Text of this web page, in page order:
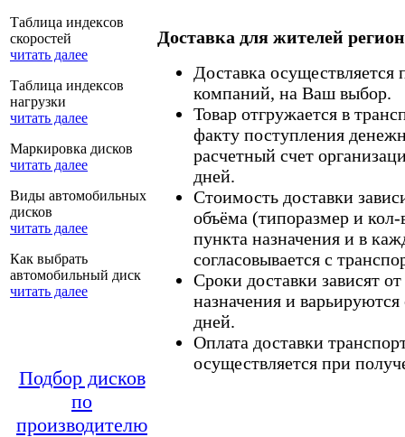
Таблица индексов
скоростей
читать далее
Таблица индексов
нагрузки
читать далее
Маркировка дисков
читать далее
Виды автомобильных
дисков
читать далее
Как выбрать
автомобильный диск
читать далее
Подбор дисков
по
производителю
Доставка для жителей
Доставка
компаний, на Ваш выбор.
Товар отгружается в
факту поступления
расчетный счет
дней.
Стоимость доставки
объёма (типоразмер и кол-
пункта назначения и в
согласовывается с
Сроки доставки зависят
назначения и
дней.
Оплата доставки
осуществляется при